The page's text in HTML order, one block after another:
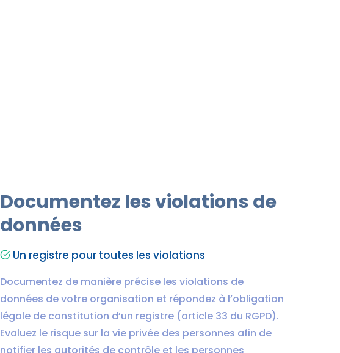
Documentez les violations de
données
Un registre pour toutes les violations
Documentez de manière précise les violations de
données de votre organisation et répondez à l’obligation
légale de constitution d’un registre (article 33 du RGPD).
Evaluez le risque sur la vie privée des personnes afin de
notifier les autorités de contrôle et les personnes